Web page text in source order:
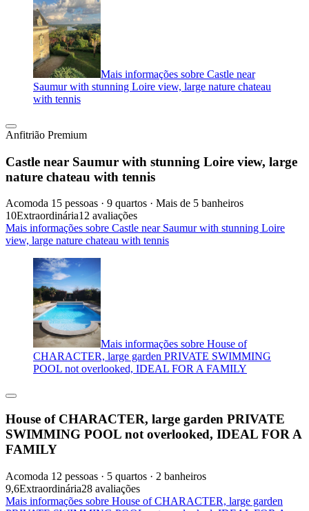
Mais informações sobre Castle near
Saumur with stunning Loire view, large nature chateau
with tennis
Anfitrião Premium
Castle near Saumur with stunning Loire view, large
nature chateau with tennis
Acomoda 15 pessoas · 9 quartos · Mais de 5 banheiros
10Extraordinária12 avaliações
Mais informações sobre Castle near Saumur with stunning Loire
view, large nature chateau with tennis
Mais informações sobre House of
CHARACTER, large garden PRIVATE SWIMMING
POOL not overlooked, IDEAL FOR A FAMILY
House of CHARACTER, large garden PRIVATE
SWIMMING POOL not overlooked, IDEAL FOR A
FAMILY
Acomoda 12 pessoas · 5 quartos · 2 banheiros
9,6Extraordinária28 avaliações
Mais informações sobre House of CHARACTER, large garden